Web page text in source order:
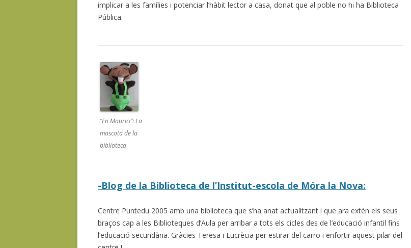
implicar a les famílies i potenciar l’hàbit lector a casa, donat que al poble no hi ha Biblioteca
Pública.
“En Maurici”: La
mascota de la
biblioteca
-Blog de la Biblioteca de l’Institut-escola de Móra la Nova:
Centre Puntedu 2005 amb una biblioteca que s’ha anat actualitzant i que ara extén els seus
braços cap a les Biblioteques d’Aula per arribar a tots els cicles des de l’educació infantil fins
l’educació secundària. Gràcies Teresa i Lucrècia per estirar del carro i enfortir aquest pilar del